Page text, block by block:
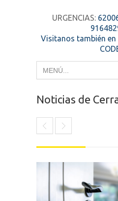
URGENCIAS:
Visitanos también en
Noticias de